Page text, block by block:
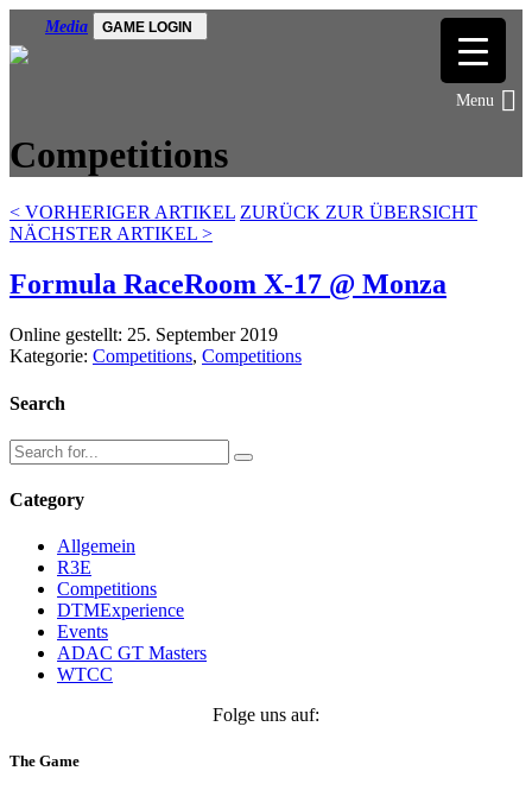
Media GAME LOGIN
Competitions
< VORHERIGER ARTIKEL ZURÜCK ZUR ÜBERSICHT
NÄCHSTER ARTIKEL >
Formula RaceRoom X-17 @ Monza
Online gestellt: 25. September 2019
Kategorie: Competitions, Competitions
Search
Category
Allgemein
R3E
Competitions
DTMExperience
Events
ADAC GT Masters
WTCC
Folge uns auf:
The Game